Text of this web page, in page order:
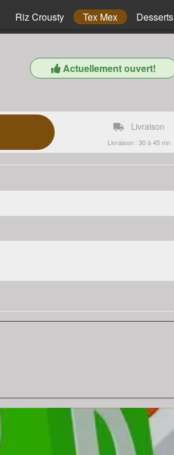
Riz Crousty Tex Mex Desserts
Actuellement ouvert!
Livraison
Livraison : 30 à 45 mn